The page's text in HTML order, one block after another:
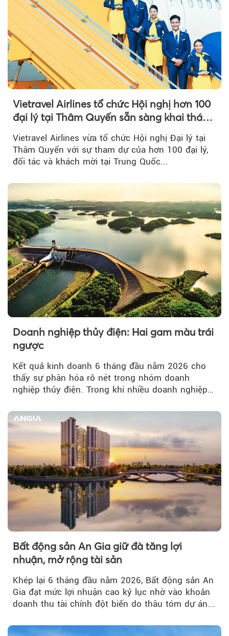
Vietravel Airlines tổ chức Hội nghị hơn 100
đại lý tại Thâm Quyến sẵn sàng khai thác
đường bay thẳng TP.HCM - Thâm Quyến
Vietravel Airlines vừa tổ chức Hội nghị Đại lý tại
Thâm Quyến với sự tham dự của hơn 100 đại lý,
đối tác và khách mời tại Trung Quốc...
Doanh nghiệp thủy điện: Hai gam màu trái
ngược
Kết quả kinh doanh 6 tháng đầu năm 2026 cho
thấy sự phân hóa rõ nét trong nhóm doanh
nghiệp thủy điện. Trong khi nhiều doanh nghiệp
Bất động sản An Gia giữ đà tăng lợi
nhuận, mở rộng tài sản
Khép lại 6 tháng đầu năm 2026, Bất động sản An
Gia đạt mức lợi nhuận cao kỷ lục nhờ vào khoản
doanh thu tài chính đột biến do thâu tóm dự án...